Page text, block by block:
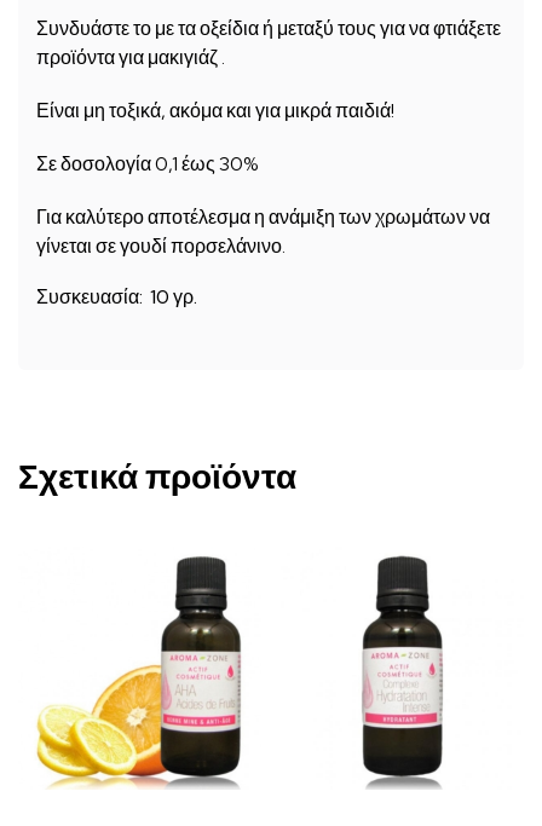
Συνδυάστε το με τα οξείδια ή μεταξύ τους για να φτιάξετε
προϊόντα για μακιγιάζ .
Είναι μη τοξικά, ακόμα και για μικρά παιδιά!
Σε δοσολογία 0,1 έως 30%
Για καλύτερο αποτέλεσμα η ανάμιξη των χρωμάτων να
γίνεται σε γουδί πορσελάνινο.
Συσκευασία: 10 γρ.
Σχετικά προϊόντα